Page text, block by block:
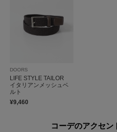
DOORS
LIFE STYLE TAILOR
イタリアンメッシュベ
ルト
¥9,460
コーデのアクセン